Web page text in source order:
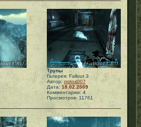
Трупы
Галерея: Fallout 3
Автор: notos007
Дата: 18.02.2009
Комментарии: 4
Просмотров: 11761